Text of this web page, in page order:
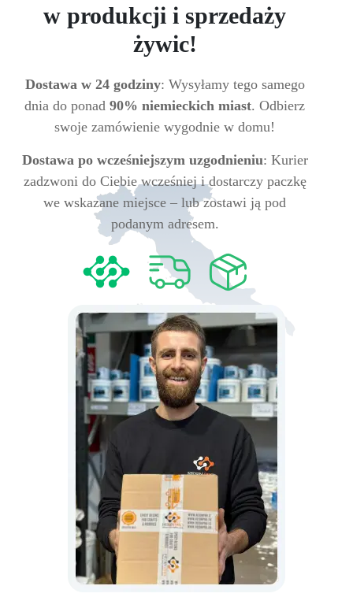
w produkcji i sprzedaży
żywic!
Dostawa w 24 godziny: Wysyłamy tego samego
dnia do ponad 90% niemieckich miast. Odbierz
swoje zamówienie wygodnie w domu!
Dostawa po wcześniejszym uzgodnieniu: Kurier
zadzwoni do Ciebie wcześniej i dostarczy paczkę
we wskazane miejsce – lub zostawi ją pod
podanym adresem.